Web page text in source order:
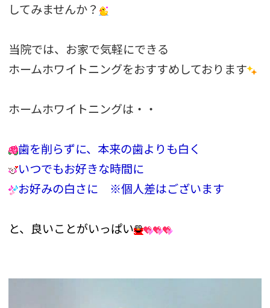
してみませんか？
当院では、お家で気軽にできる
ホームホワイトニングをおすすめしております
ホームホワイトニングは・・
歯を削らずに、本来の歯よりも白く
いつでもお好きな時間に
お好みの白さに ※個人差はございます
と、良いことがいっぱい